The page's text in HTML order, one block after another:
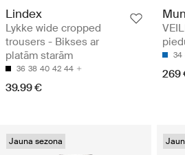
Lindex
Lykke wide cropped
trousers - Bikses ar
platām starām
36 38 40 42 44
39.99 €
34
269
Jauna sezona